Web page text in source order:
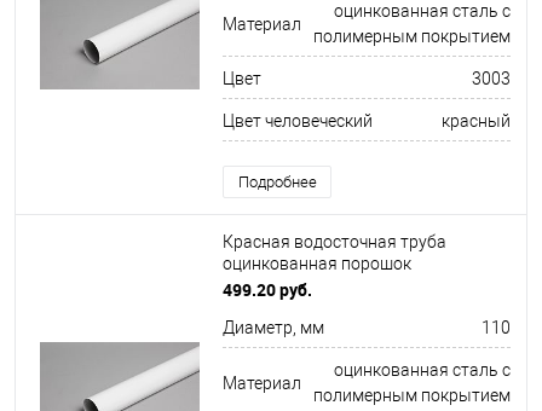
Материал
оцинкованная сталь с
полимерным покрытием
Цвет 3003
Цвет человеческий красный
Подробнее
Красная водосточная труба
оцинкованная порошок
ф110х1250мм RAL 3000
499.20 руб.
Диаметр, мм 110
Материал
оцинкованная сталь с
полимерным покрытием